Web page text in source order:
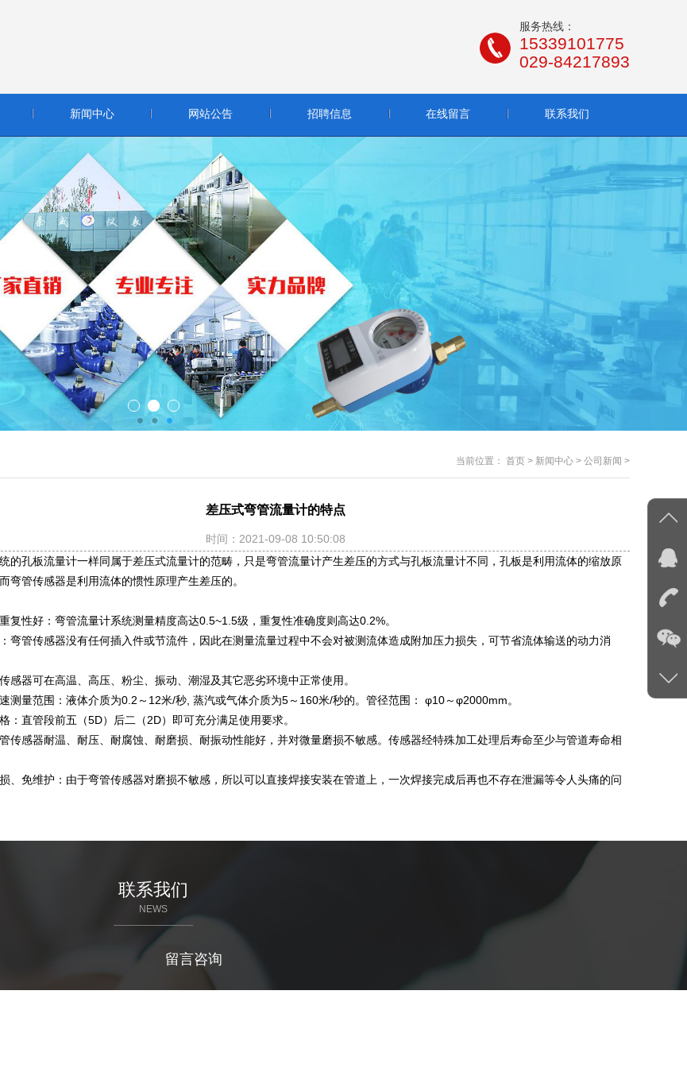
服务热线：
15339101775
029-84217893
新闻中心 网站公告 招聘信息 在线留言 联系我们
当前位置： 首页 > 新闻中心 > 公司新闻 >
差压式弯管流量计的特点
时间：2021-09-08 10:50:08
的孔板流量计一样同属于差压式流量计的范畴，只是弯管流量计产生差压的方式与孔板流量计不同，孔板是利用流体的缩放原
弯管传感器是利用流体的惯性原理产生差压的。
复性好：弯管流量计系统测量精度高达0.5~1.5级，重复性准确度则高达0.2%。
弯管传感器没有任何插入件或节流件，因此在测量流量过程中不会对被测流体造成附加压力损失，可节省流体输送的动力消
感器可在高温、高压、粉尘、振动、潮湿及其它恶劣环境中正常使用。
测量范围：液体介质为0.2～12米/秒, 蒸汽或气体介质为5～160米/秒的。管径范围： φ10～φ2000mm。
：直管段前五（5D）后二（2D）即可充分满足使用要求。
传感器耐温、耐压、耐腐蚀、耐磨损、耐振动性能好，并对微量磨损不敏感。传感器经特殊加工处理后寿命至少与管道寿命相
、免维护：由于弯管传感器对磨损不敏感，所以可以直接焊接安装在管道上，一次焊接完成后再也不存在泄漏等令人头痛的问
联系我们
NEWS
留言咨询